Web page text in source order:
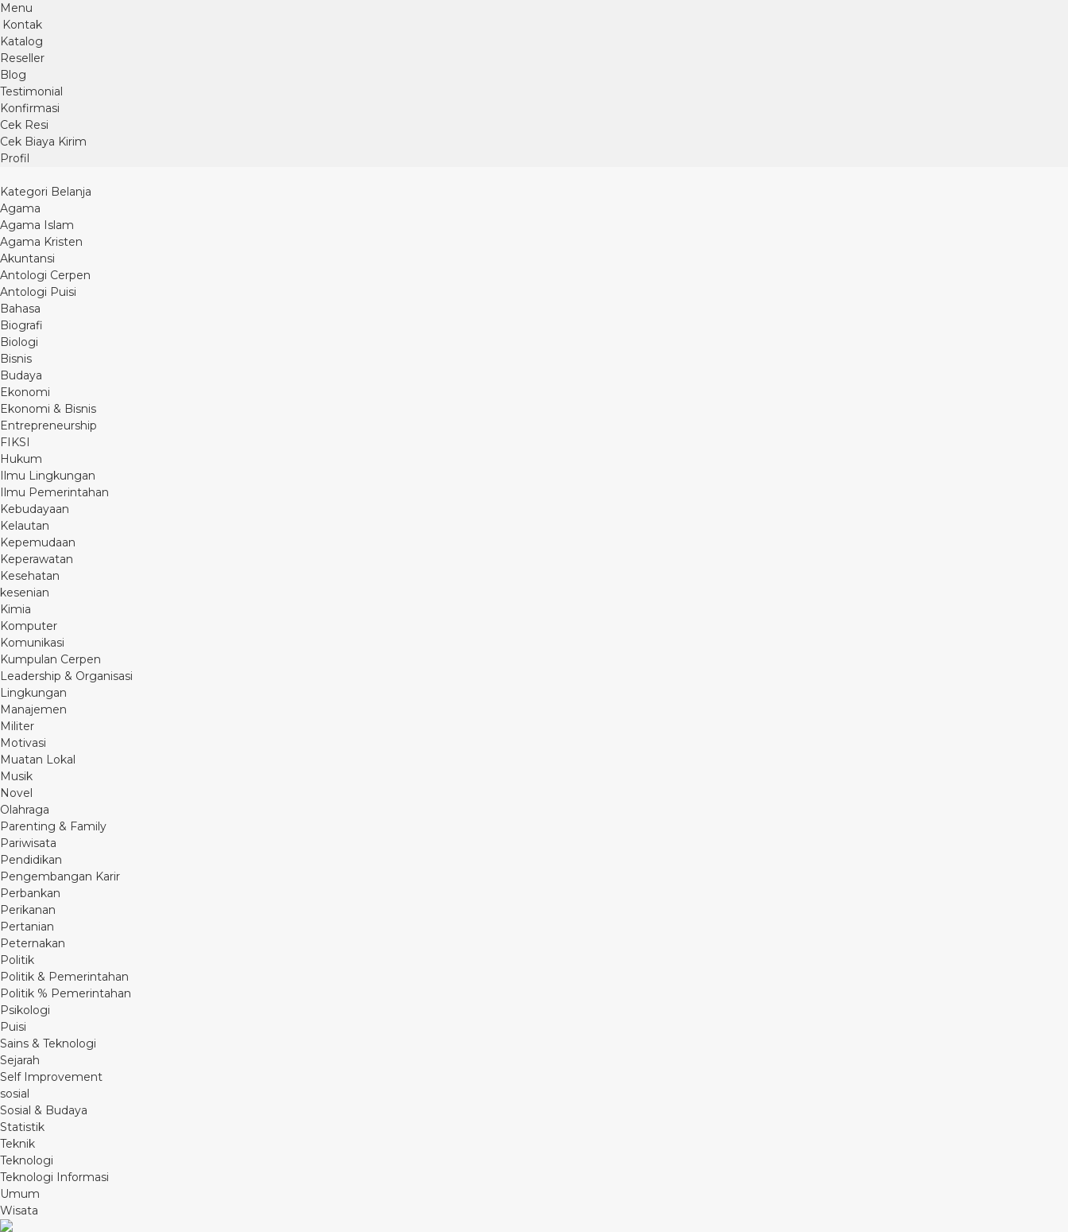
Menu
Kontak
Katalog
Reseller
Blog
Testimonial
Konfirmasi
Cek Resi
Cek Biaya Kirim
Profil
Kategori Belanja
Agama
Agama Islam
Agama Kristen
Akuntansi
Antologi Cerpen
Antologi Puisi
Bahasa
Biografi
Biologi
Bisnis
Budaya
Ekonomi
Ekonomi & Bisnis
Entrepreneurship
FIKSI
Hukum
Ilmu Lingkungan
Ilmu Pemerintahan
Kebudayaan
Kelautan
Kepemudaan
Keperawatan
Kesehatan
kesenian
Kimia
Komputer
Komunikasi
Kumpulan Cerpen
Leadership & Organisasi
Lingkungan
Manajemen
Militer
Motivasi
Muatan Lokal
Musik
Novel
Olahraga
Parenting & Family
Pariwisata
Pendidikan
Pengembangan Karir
Perbankan
Perikanan
Pertanian
Peternakan
Politik
Politik & Pemerintahan
Politik % Pemerintahan
Psikologi
Puisi
Sains & Teknologi
Sejarah
Self Improvement
sosial
Sosial & Budaya
Statistik
Teknik
Teknologi
Teknologi Informasi
Umum
Wisata